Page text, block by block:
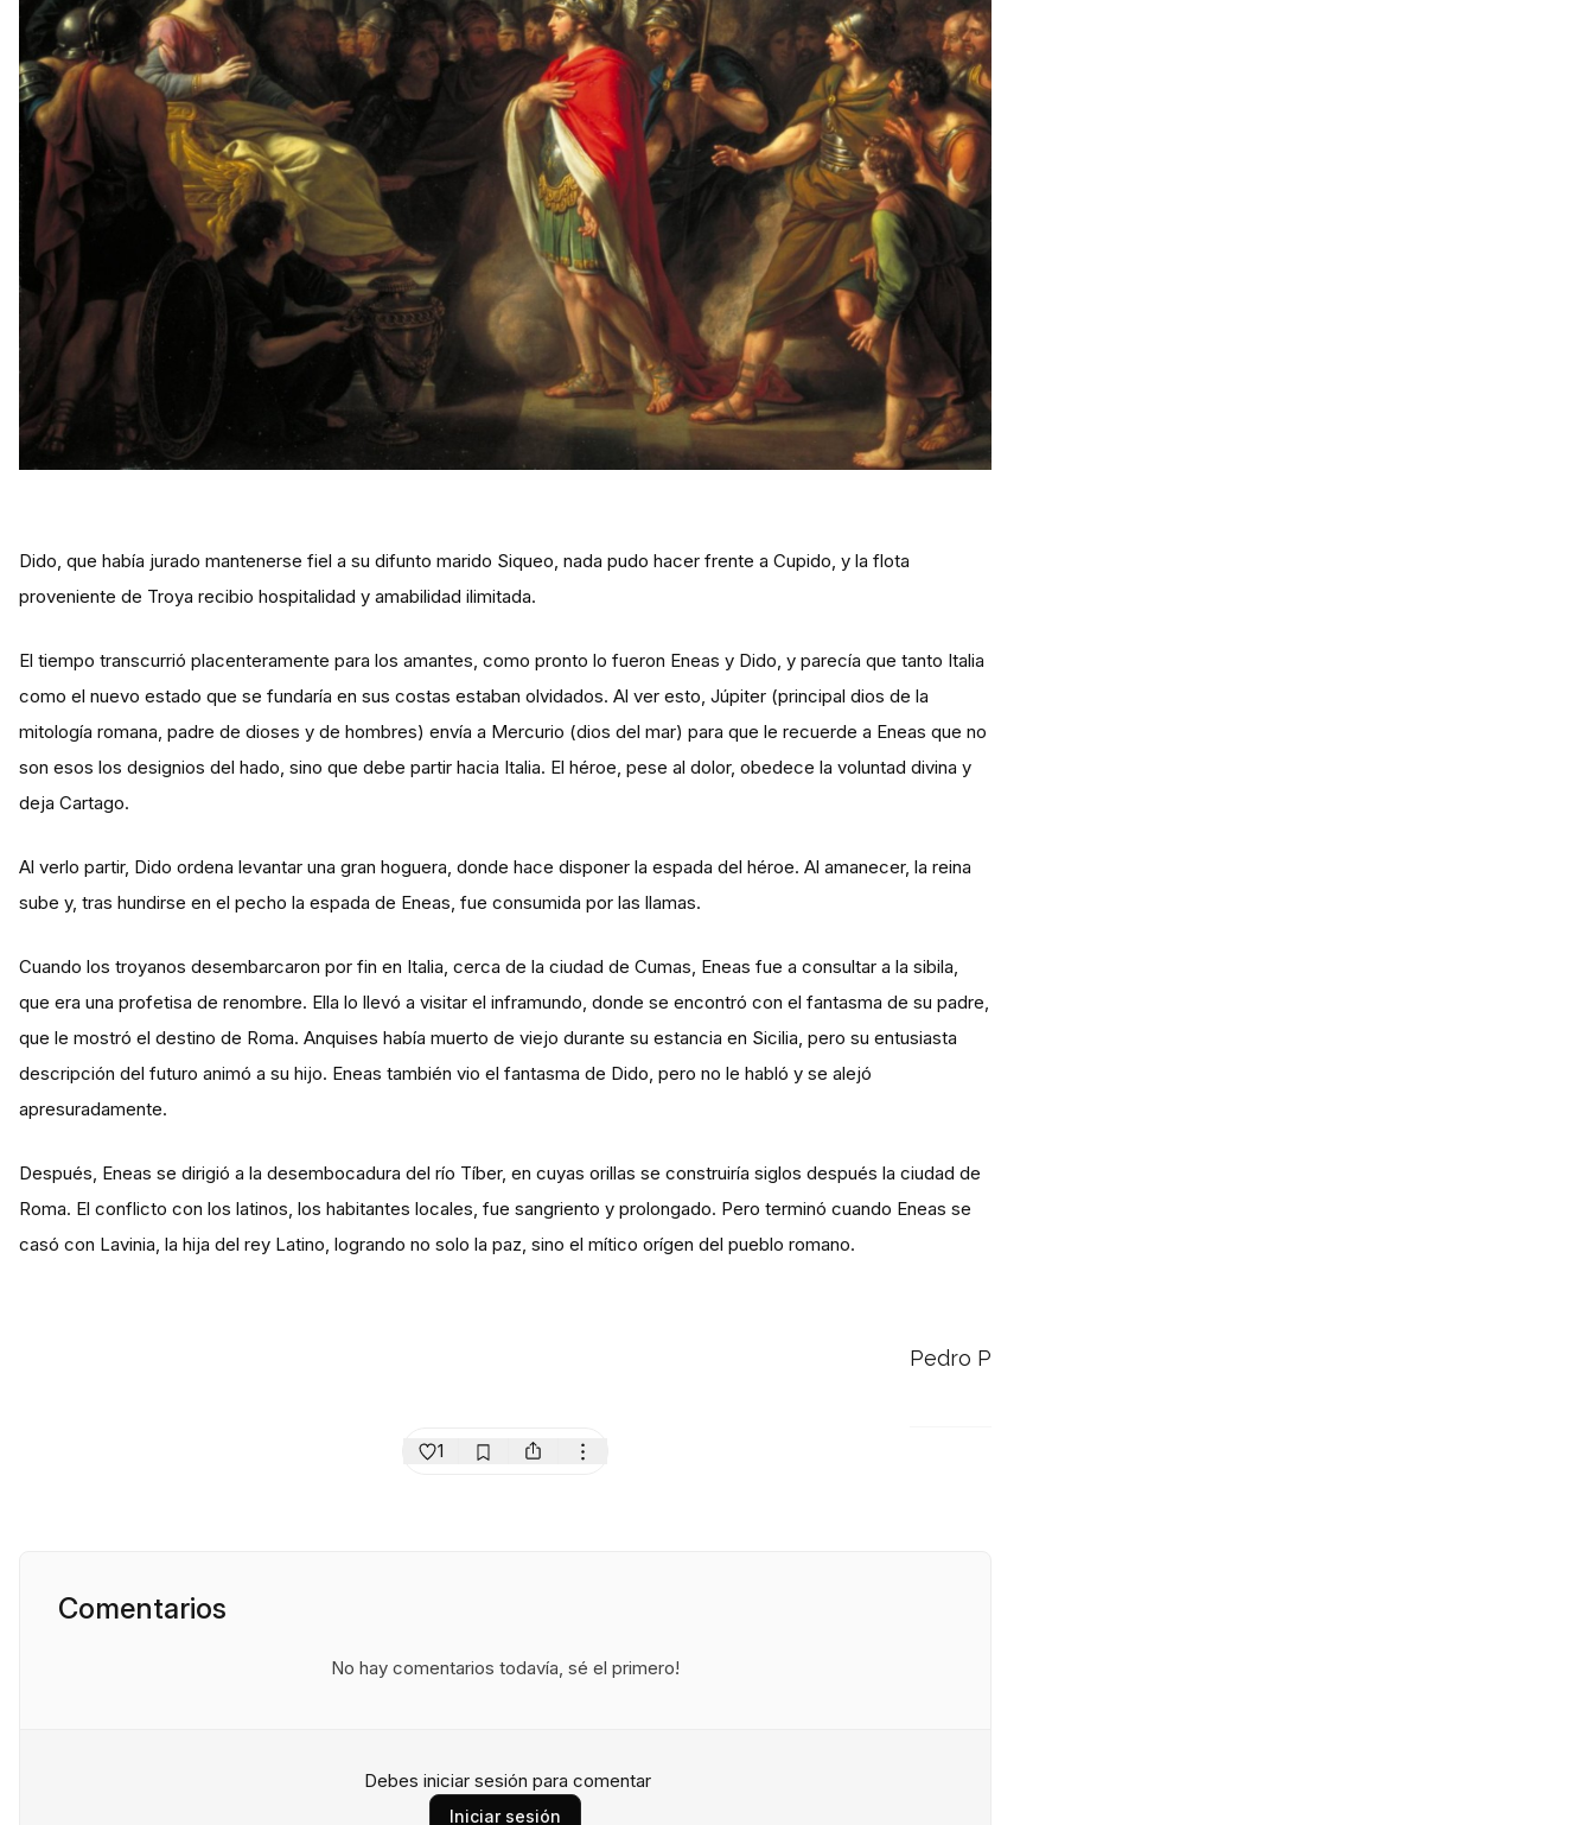
Dido, que había jurado mantenerse fiel a su difunto marido Siqueo, nada pudo hacer frente a Cupido, y la flota
proveniente de Troya recibio hospitalidad y amabilidad ilimitada.
El tiempo transcurrió placenteramente para los amantes, como pronto lo fueron Eneas y Dido, y parecía que tanto Italia
como el nuevo estado que se fundaría en sus costas estaban olvidados. Al ver esto, Júpiter (principal dios de la
mitología romana, padre de dioses y de hombres) envía a Mercurio (dios del mar) para que le recuerde a Eneas que no
son esos los designios del hado, sino que debe partir hacia Italia. El héroe, pese al dolor, obedece la voluntad divina y
deja Cartago.
Al verlo partir, Dido ordena levantar una gran hoguera, donde hace disponer la espada del héroe. Al amanecer, la reina
sube y, tras hundirse en el pecho la espada de Eneas, fue consumida por las llamas.
Cuando los troyanos desembarcaron por fin en Italia, cerca de la ciudad de Cumas, Eneas fue a consultar a la sibila,
que era una profetisa de renombre. Ella lo llevó a visitar el inframundo, donde se encontró con el fantasma de su padre,
que le mostró el destino de Roma. Anquises había muerto de viejo durante su estancia en Sicilia, pero su entusiasta
descripción del futuro animó a su hijo. Eneas también vio el fantasma de Dido, pero no le habló y se alejó
apresuradamente.
Después, Eneas se dirigió a la desembocadura del río Tíber, en cuyas orillas se construiría siglos después la ciudad de
Roma. El conflicto con los latinos, los habitantes locales, fue sangriento y prolongado. Pero terminó cuando Eneas se
casó con Lavinia, la hija del rey Latino, logrando no solo la paz, sino el mítico orígen del pueblo romano.
Pedro P
1
Comentarios
No hay comentarios todavía, sé el primero!
Debes iniciar sesión para comentar
Iniciar sesión